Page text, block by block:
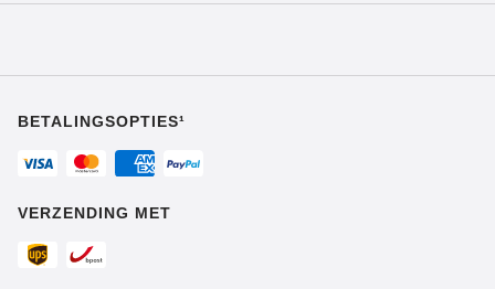
BETALINGSOPTIES¹
VERZENDING MET